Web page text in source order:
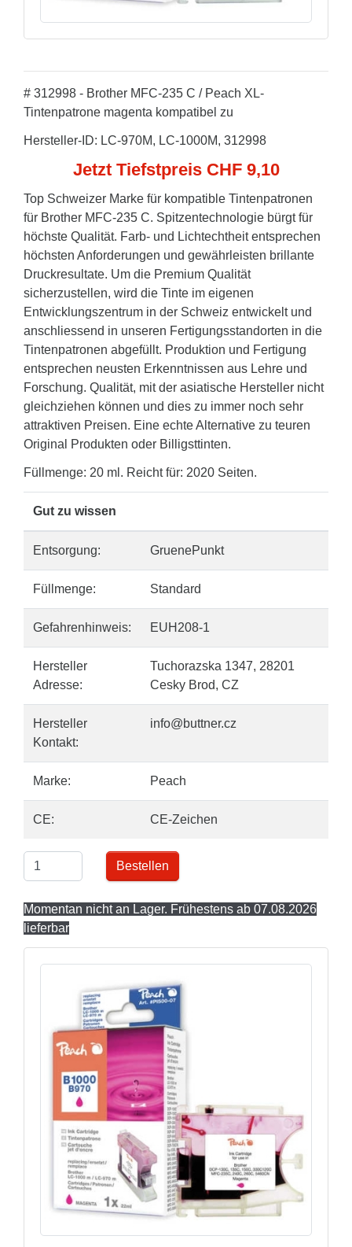
# 312998 - Brother MFC-235 C / Peach XL-
Tintenpatrone magenta kompatibel zu
Hersteller-ID: LC-970M, LC-1000M, 312998
Jetzt Tiefstpreis CHF 9,10
Top Schweizer Marke für kompatible Tintenpatronen
für Brother MFC-235 C. Spitzentechnologie bürgt für
höchste Qualität. Farb- und Lichtechtheit entsprechen
höchsten Anforderungen und gewährleisten brillante
Druckresultate. Um die Premium Qualität
sicherzustellen, wird die Tinte im eigenen
Entwicklungszentrum in der Schweiz entwickelt und
anschliessend in unseren Fertigungsstandorten in die
Tintenpatronen abgefüllt. Produktion und Fertigung
entsprechen neusten Erkenntnissen aus Lehre und
Forschung. Qualität, mit der asiatische Hersteller nicht
gleichziehen können und dies zu immer noch sehr
attraktiven Preisen. Eine echte Alternative zu teuren
Original Produkten oder Billigsttinten.
Füllmenge: 20 ml. Reicht für: 2020 Seiten.
Gut zu wissen
Entsorgung: GruenePunkt
Füllmenge: Standard
Gefahrenhinweis: EUH208-1
Hersteller
Adresse:
Tuchorazska 1347, 28201
Cesky Brod, CZ
Hersteller
Kontakt:
info@buttner.cz
Marke: Peach
CE: CE-Zeichen
Bestellen
Momentan nicht an Lager. Frühestens ab 07.08.2026
lieferbar